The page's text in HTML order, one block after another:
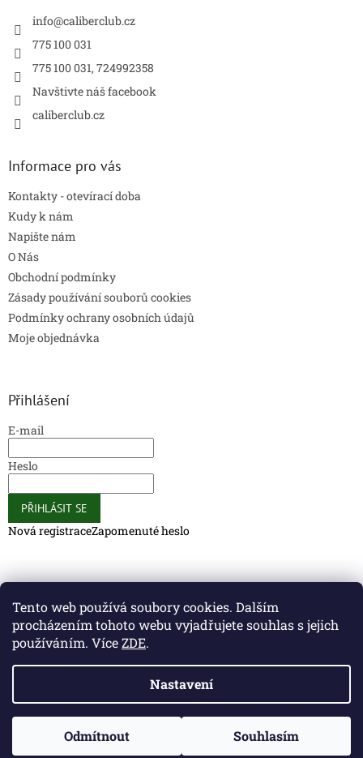
Tento web používá soubory cookies. Dalším
procházením tohoto webu vyjadřujete souhlas s jejich
používáním. VíceZDE.
Nastavení
Odmítnout Souhlasím
info@caliberclub.cz
775 100 031
775 100 031, 724992358
Navštivte náš facebook
caliberclub.cz
Informace pro vás
Kontakty - otevírací doba
Kudy k nám
Napište nám
O Nás
Obchodní podmínky
Zásady používání souborů cookies
Podmínky ochrany osobních údajů
Moje objednávka
Přihlášení
E-mail
Heslo
PŘIHLÁSIT SE
Nová registraceZapomenuté heslo
Copyright 2026Caliber Club - Gun Store. Všechna práva